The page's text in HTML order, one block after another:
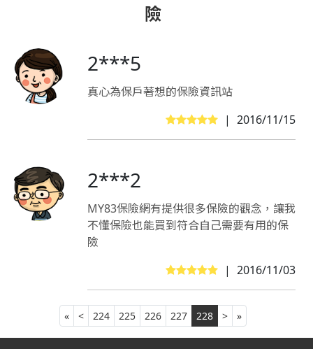
險
2***5
真心為保戶著想的保險資訊站
| 2016/11/15
2***2
MY83保險網有提供很多保險的觀念，讓我
不懂保險也能買到符合自己需要有用的保
險
| 2016/11/03
« < 224 225 226 227 228 > »